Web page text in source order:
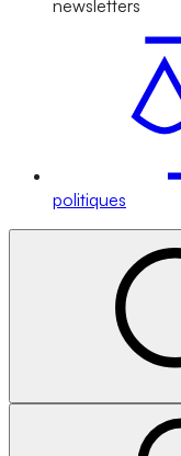
newsletters
politiques